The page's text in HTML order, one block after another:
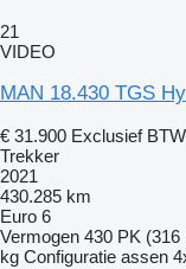
21
VIDEO
MAN 18.430 TGS
€ 31.900 Exclusief BTW
Trekker
2021
430.285 km
Euro 6
Vermogen 430 PK (316
kg Configuratie assen